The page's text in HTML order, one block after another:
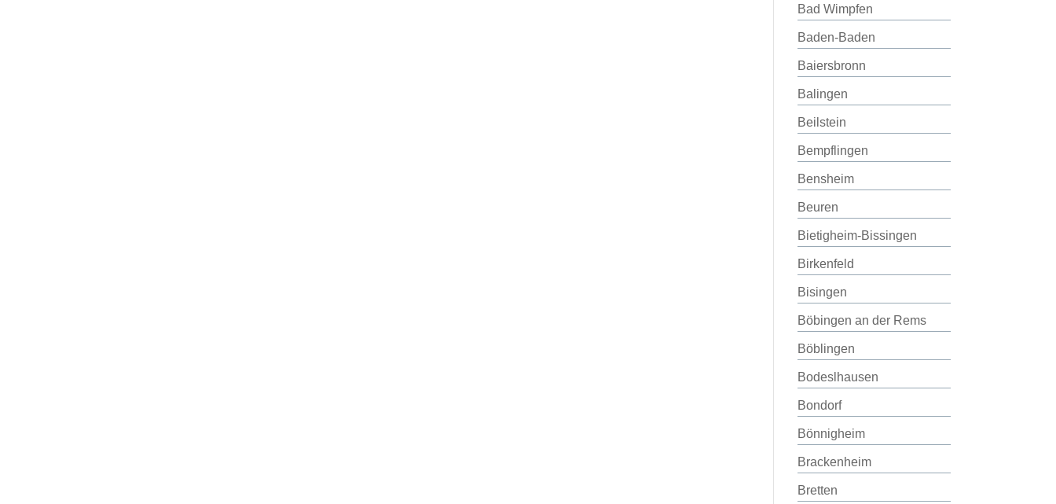
Bad Wimpfen
Baden-Baden
Baiersbronn
Balingen
Beilstein
Bempflingen
Bensheim
Beuren
Bietigheim-Bissingen
Birkenfeld
Bisingen
Böbingen an der Rems
Böblingen
Bodeslhausen
Bondorf
Bönnigheim
Brackenheim
Bretten